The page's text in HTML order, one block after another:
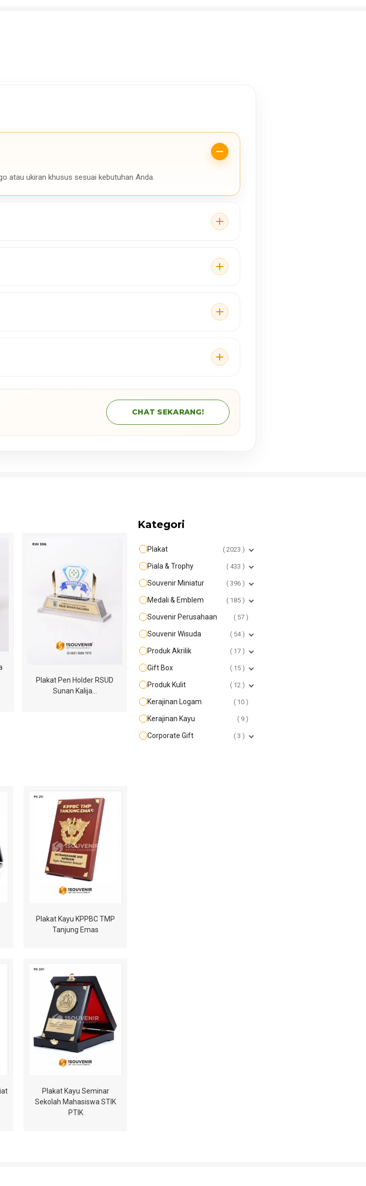
atau ukiran khusus sesuai kebutuhan Anda.
CHAT SEKARANG!
Plakat Pen Holder RSUD
Sunan Kalija…
Plakat Kayu KPPBC TMP
Tanjung Emas
Plakat Kayu Seminar
Sekolah Mahasiswa STIK
PTIK
Kategori
Plakat 2023
Piala & Trophy 433
Souvenir Miniatur 396
Medali & Emblem 185
Souvenir Perusahaan 57
Souvenir Wisuda 54
Produk Akrilik 17
Gift Box 15
Produk Kulit 12
Kerajinan Logam 10
Kerajinan Kayu 9
Corporate Gift 3